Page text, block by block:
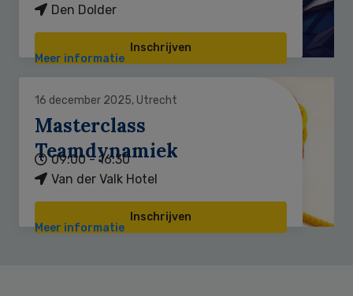
Den Dolder
Inschrijven
Meer informatie
16 december 2025, Utrecht
Masterclass
Teamdynamiek
09:00 - 16:30
Van der Valk Hotel
Inschrijven
Meer informatie